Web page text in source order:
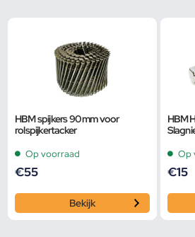
HBM spijkers 90 mm voor
rolspijkertacker
Op voorraad
€55
Bekijk
HBM
Op
€15